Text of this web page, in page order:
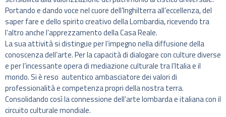
Portando e dando voce nel cuore dell’Inghilterra all’eccellenza, del
saper fare e dello spirito creativo della Lombardia, ricevendo tra
l’altro anche l’apprezzamento della Casa Reale.
La sua attività si distingue per l’impegno nella diffusione della
conoscenza dell’arte. Per la capacità di dialogare con culture diverse
e per l’incessante opera di mediazione culturale tra l’Italia e il
mondo. Si è reso autentico ambasciatore dei valori di
professionalità e competenza propri della nostra terra.
Consolidando così la connessione dell’arte lombarda e italiana con il
circuito culturale mondiale.